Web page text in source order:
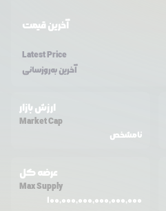
آخرین قیمت
Latest Price
آخرین به‌روزسانی
ارزش بازار
Market Cap
نامشخص
عرضه کل
Max Supply
100,000,000,000,000,000